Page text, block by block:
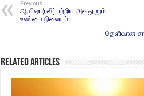
Previous
ஆயிஷா(ரலி) பற்றிய அவதூறும்
உண்மை நிலையும்
தெளிவான
Related Articles